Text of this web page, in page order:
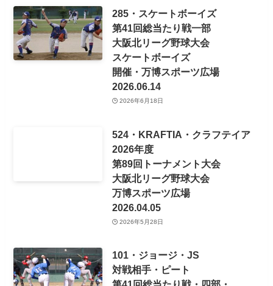
285・スケートボーイズ
第41回総当たり戦一部
大阪北リーグ野球大会
スケートボーイズ
開催・万博スポーツ広場
2026.06.14
2026年6月18日
524・KRAFTIA・クラフテイア
2026年度
第89回トーナメント大会
大阪北リーグ野球大会
万博スポーツ広場
2026.04.05
2026年5月28日
101・ジョージ・JS
対戦相手・ピート